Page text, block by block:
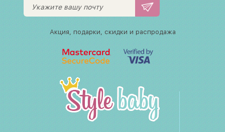
Акция, подарки, скидки и распродажа